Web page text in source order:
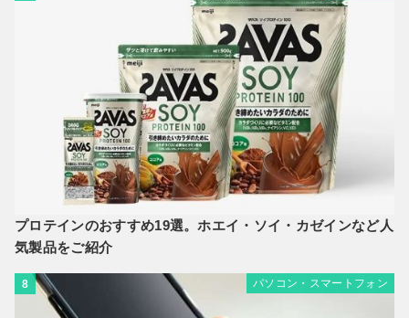
プロテインのおすすめ19選。ホエイ・ソイ・カゼインなど人
気製品をご紹介
8 パソコン・スマートフォン